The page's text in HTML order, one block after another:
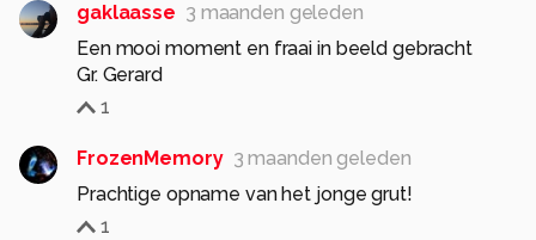
gaklaasse 3 maanden geleden
Een mooi moment en fraai in beeld gebracht
Gr. Gerard
1
FrozenMemory 3 maanden geleden
Prachtige opname van het jonge grut!
1